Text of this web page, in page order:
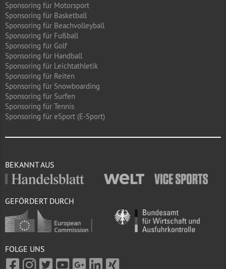
Sponsoring für Motorsport
Sponsoring für Basketball
Sponsoring für Beachvolleyball
Sponsoring für Fußball
Sponsoring für Golf
Sponsoring für Handball
Sponsoring für Leichtathletik
Sponsoring für Reiten
Sponsoring für Snowboarding
Sponsoring für Surfen
Sponsoring für Tennis
Sponsoring für eSport (E-Sport)
BEKANNT AUS
GEFÖRDERT DURCH
FOLGE UNS